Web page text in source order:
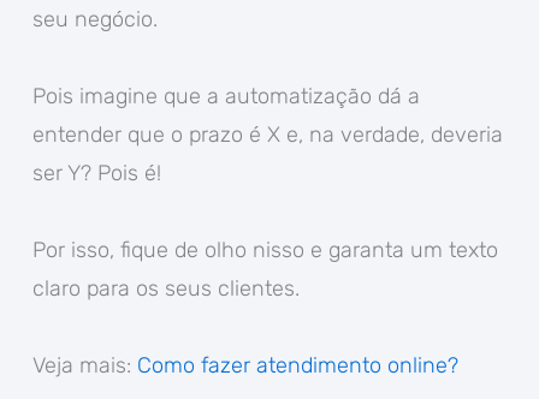
seu negócio.
Pois imagine que a automatização dá a
entender que o prazo é X e, na verdade, deveria
ser Y? Pois é!
Por isso, fique de olho nisso e garanta um texto
claro para os seus clientes.
Veja mais: Como fazer atendimento online?